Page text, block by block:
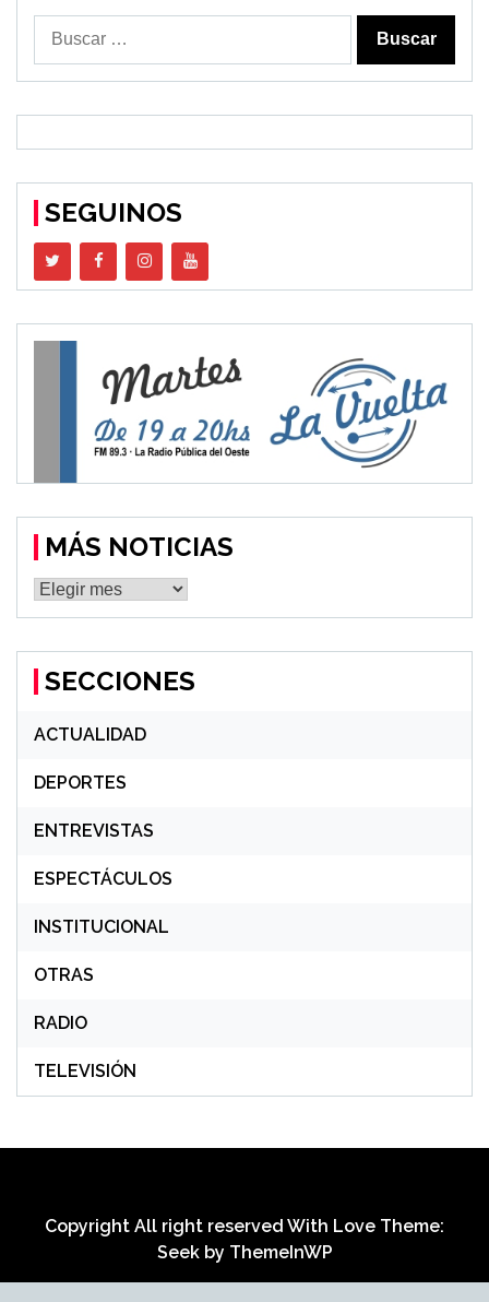
SEGUINOS
MÁS NOTICIAS
MÁS
NOTICIAS
SECCIONES
ACTUALIDAD
DEPORTES
ENTREVISTAS
ESPECTÁCULOS
INSTITUCIONAL
OTRAS
RADIO
TELEVISIÓN
Copyright All right reserved With Love Theme:
Seek by ThemeInWP